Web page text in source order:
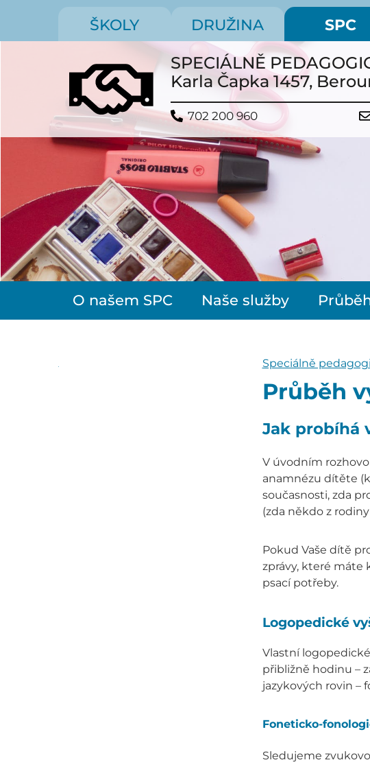
ŠKOLY DRUŽINA SPC
SPECIÁLNĚ
Karla Čapka 1457,
702 200 960
O našem SPC Naše služby
Speciálně
Průběh
Jak probíhá
V úvodním
anamnézu dítěte
současnosti, zda
(zda někdo z
Pokud Vaše dítě
zprávy, které máte
psací potřeby.
Logopedické
Vlastní
přibližně hodinu –
jazykových rovin –
Foneticko-
Sledujeme